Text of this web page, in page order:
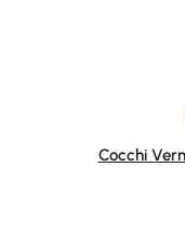
Average rating of
Cocchi